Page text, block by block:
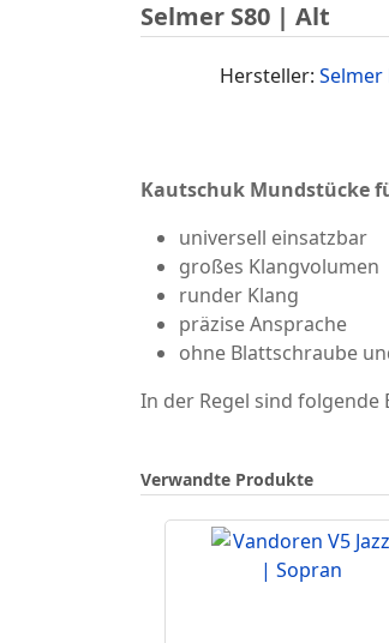
Selmer S80 | Alt
Hersteller: Selmer
Kautschuk Mundstücke
universell einsatzbar
großes Klangvolumen
runder Klang
präzise Ansprache
ohne Blattschraube
In der Regel sind
Verwandte Produkte